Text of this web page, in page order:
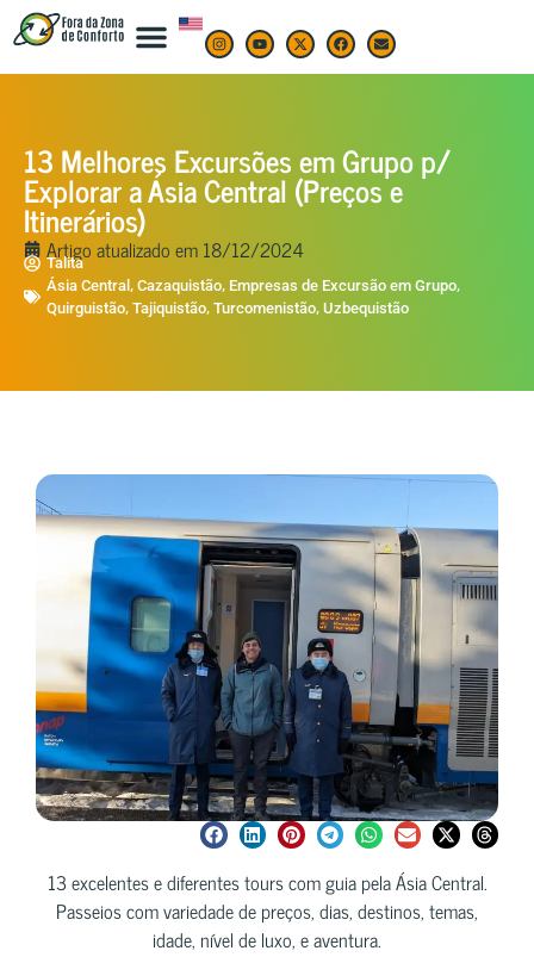
13 Melhores Excursões em Grupo p/
Explorar a Ásia Central (Preços e
Itinerários)
Artigo atualizado em18/12/2024
Talita
Ásia Central , Cazaquistão, Empresas de Excursão em Grupo,
Quirguistão, Tajiquistão, Turcomenistão, Uzbequistão
13 excelentes e diferentes tours com guia pela Ásia Central.
Passeios com variedade de preços, dias, destinos, temas,
idade, nível de luxo, e aventura.